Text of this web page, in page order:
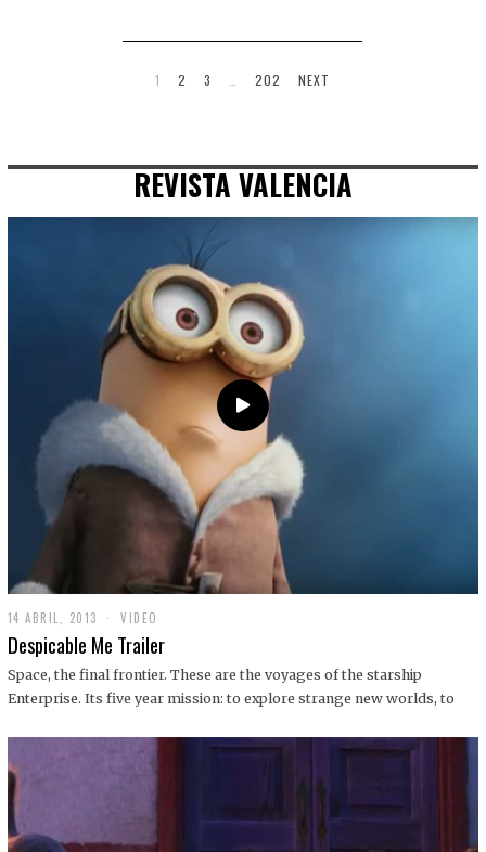
1 2 3 202 NEXT
REVISTA VALENCIA
14 ABRIL, 2013
9
D
C
I
1
VIDEO
Despicable Me Trailer
Space, the final frontier. These are the voyages of the starship
Enterprise. Its five year mission: to explore strange new worlds, to